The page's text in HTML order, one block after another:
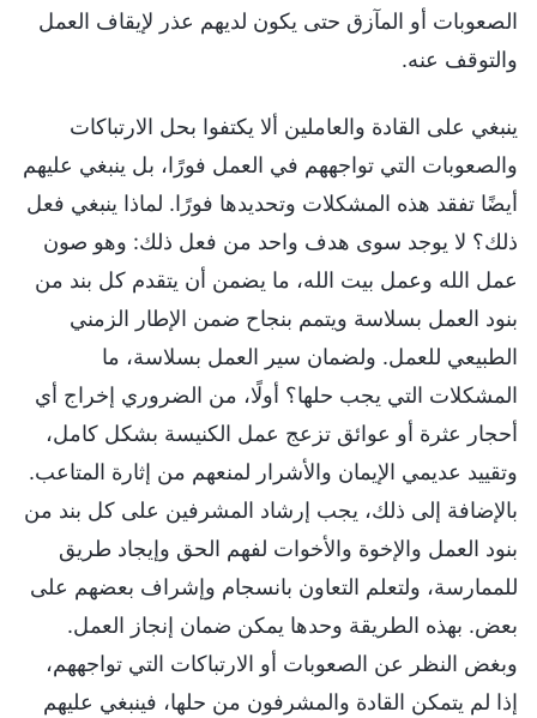
الصعوبات أو المآزق حتى يكون لديهم عذر لإيقاف العمل
والتوقف عنه.
ينبغي على القادة والعاملين ألا يكتفوا بحل الارتباكات
والصعوبات التي تواجههم في العمل فورًا، بل ينبغي عليهم
أيضًا تفقد هذه المشكلات وتحديدها فورًا. لماذا ينبغي فعل
ذلك؟ لا يوجد سوى هدف واحد من فعل ذلك: وهو صون
عمل الله وعمل بيت الله، ما يضمن أن يتقدم كل بند من
بنود العمل بسلاسة ويتمم بنجاح ضمن الإطار الزمني
الطبيعي للعمل. ولضمان سير العمل بسلاسة، ما
المشكلات التي يجب حلها؟ أولًا، من الضروري إخراج أي
أحجار عثرة أو عوائق تزعج عمل الكنيسة بشكل كامل،
وتقييد عديمي الإيمان والأشرار لمنعهم من إثارة المتاعب.
بالإضافة إلى ذلك، يجب إرشاد المشرفين على كل بند من
بنود العمل والإخوة والأخوات لفهم الحق وإيجاد طريق
للممارسة، ولتعلم التعاون بانسجام وإشراف بعضهم على
بعض. بهذه الطريقة وحدها يمكن ضمان إنجاز العمل.
وبغض النظر عن الصعوبات أو الارتباكات التي تواجههم،
إذا لم يتمكن القادة والمشرفون من حلها، فينبغي عليهم